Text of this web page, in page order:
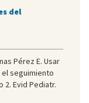
del
Pérez E. Usar
seguimiento
Evid Pediatr.